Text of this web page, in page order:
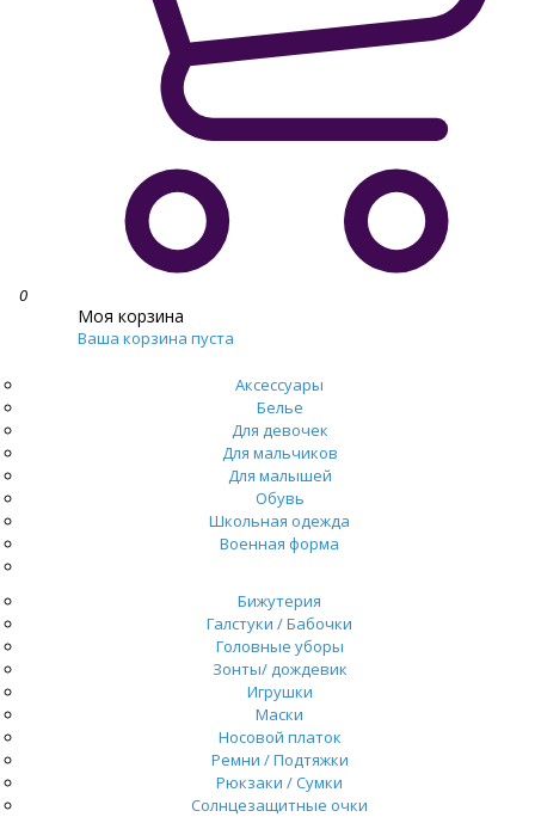
0
Моя корзина
Ваша корзина пуста
Аксессуары
Белье
Для девочек
Для мальчиков
Для малышей
Обувь
Школьная одежда
Военная форма
Бижутерия
Галстуки / Бабочки
Головные уборы
Зонты/ дождевик
Игрушки
Маски
Носовой платок
Ремни / Подтяжки
Рюкзаки / Сумки
Солнцезащитные очки